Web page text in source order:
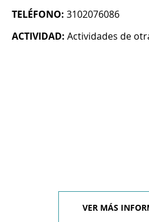
TELÉFONO: 3102076086
ACTIVIDAD: Actividades de
VER MÁS